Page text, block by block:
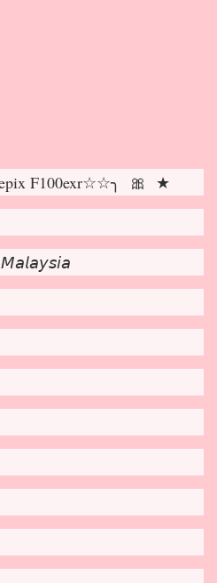
F100exr☆☆╮ 🎀 ★